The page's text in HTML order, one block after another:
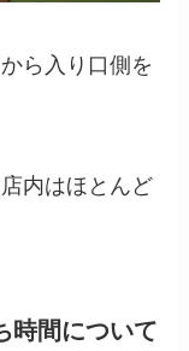
ら入り口側を
内はほとんど
時間について